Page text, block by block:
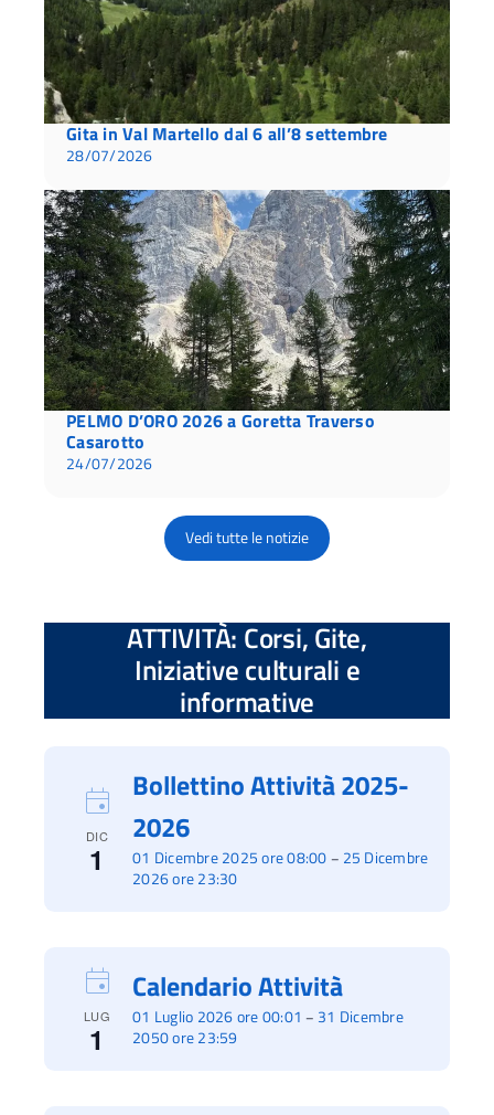
Gita in Val Martello dal 6 all’8 settembre
28/07/2026
PELMO D’ORO 2026 a Goretta Traverso
Casarotto
24/07/2026
Vedi tutte le notizie
ATTIVITÀ: Corsi, Gite,
Iniziative culturali e
informative
DIC
1 01 Dicembre 2025 ore 08:00 – 25 Dicembre
2026 ore 23:30
Bollettino Attività 2025-
2026
LUG
1
01 Luglio 2026 ore 00:01 – 31 Dicembre
2050 ore 23:59
Calendario Attività